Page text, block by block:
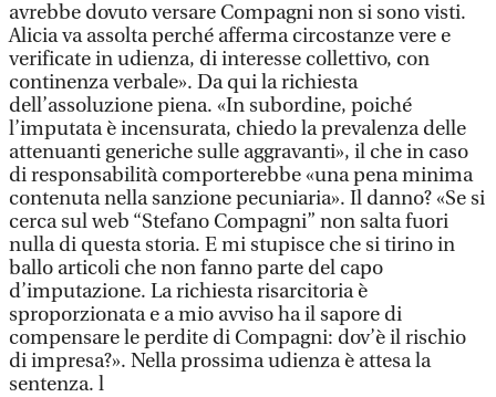
avrebbe dovuto versare Compagni non si sono visti.
Alicia va assolta perché afferma circostanze vere e
verificate in udienza, di interesse collettivo, con
continenza verbale». Da qui la richiesta
dell’assoluzione piena. «In subordine, poiché
l’imputata è incensurata, chiedo la prevalenza delle
attenuanti generiche sulle aggravanti», il che in caso
di responsabilità comporterebbe «una pena minima
contenuta nella sanzione pecuniaria». Il danno? «Se si
cerca sul web “Stefano Compagni” non salta fuori
nulla di questa storia. E mi stupisce che si tirino in
ballo articoli che non fanno parte del capo
d’imputazione. La richiesta risarcitoria è
sproporzionata e a mio avviso ha il sapore di
compensare le perdite di Compagni: dov’è il rischio
di impresa?». Nella prossima udienza è attesa la
sentenza. l